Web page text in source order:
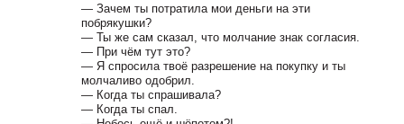
— Зачем ты потратила мои деньги на эти
побрякушки?
— Ты же сам сказал, что молчание знак согласия.
— При чём тут это?
— Я спросила твоё разрешение на покупку и ты
молчаливо одобрил.
— Когда ты спрашивала?
— Когда ты спал.